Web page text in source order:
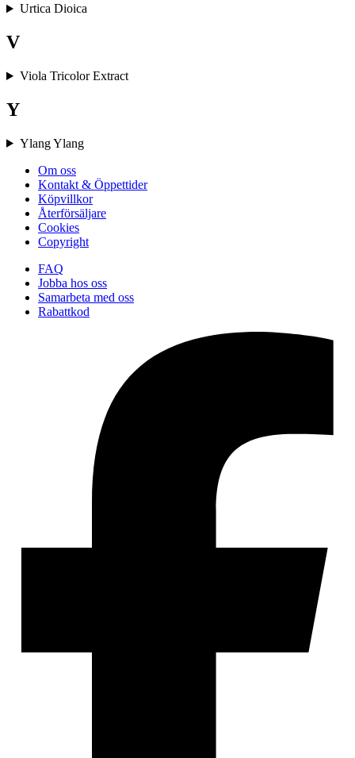
Urtica Dioica
V
Viola Tricolor Extract
Y
Ylang Ylang
Om oss
Kontakt & Öppettider
Köpvillkor
Återförsäljare
Cookies
Copyright
FAQ
Jobba hos oss
Samarbeta med oss
Rabattkod